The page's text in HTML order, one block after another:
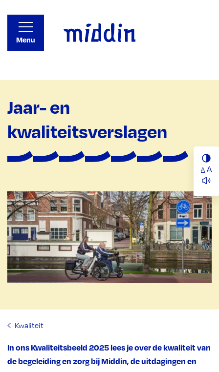
A A
Menu
Jaar- en
kwaliteitsverslagen
Kwaliteit
In ons Kwaliteitsbeeld 2025 lees je over de kwaliteit van
de begeleiding en zorg bij Middin, de uitdagingen en